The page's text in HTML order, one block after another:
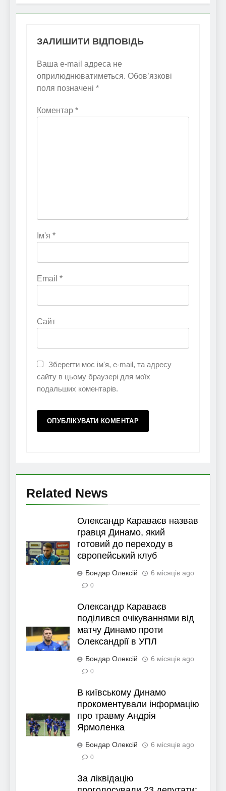
ЗАЛИШИТИ ВІДПОВІДЬ
Ваша e-mail адреса не
оприлюднюватиметься. Обов’язкові
поля позначені *
Коментар *
Ім'я *
Email *
Сайт
Зберегти моє ім'я, e-mail, та адресу
сайту в цьому браузері для моїх
подальших коментарів.
Related News
Олександр Караваєв назвав
гравця Динамо, який
готовий до переходу в
європейський клуб
Бондар Олексій 6 місяців ago
0
Олександр Караваєв
поділився очікуваннями від
матчу Динамо проти
Олександрії в УПЛ
Бондар Олексій 6 місяців ago
0
В київському Динамо
прокоментували інформацію
про травму Андрія
Ярмоленка
Бондар Олексій 6 місяців ago
0
За ліквідацію